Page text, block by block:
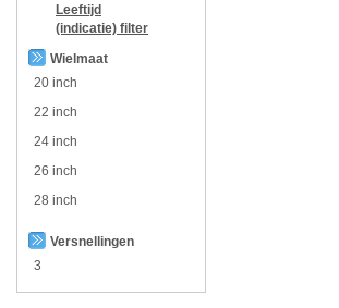
Leeftijd
(indicatie) filter
Wielmaat
20 inch
22 inch
24 inch
26 inch
28 inch
Versnellingen
3